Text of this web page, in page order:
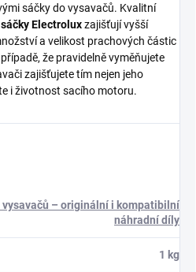
sáčky do vysavačů. Kvalitní
sáčky Electroluxzajišťují vyšší
a velikost prachových částic
že pravidelně vyměňujete
zajišťujete tím nejen jeho
i životnost sacího motoru.
vysavačů – originální i kompatibilní
náhradní díly
1 kg